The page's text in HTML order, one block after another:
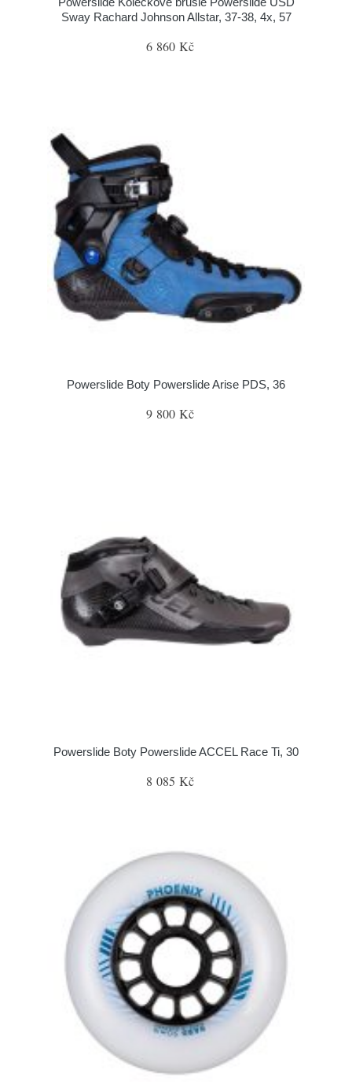
Sway Rachard Johnson Allstar, 37-38, 4x, 57
6 860 Kč
Powerslide Boty Powerslide Arise PDS, 36
9 800 Kč
Powerslide Boty Powerslide ACCEL Race Ti, 30
8 085 Kč